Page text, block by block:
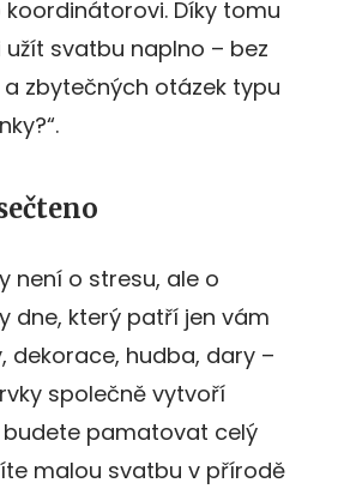
Díky tomu
svatbu naplno – bez
zbytečných otázek typu
není o stresu, ale o
dne, který patří jen vám
dekorace, hudba, dary –
společně vytvoří
budete pamatovat celý
malou svatbu v přírodě